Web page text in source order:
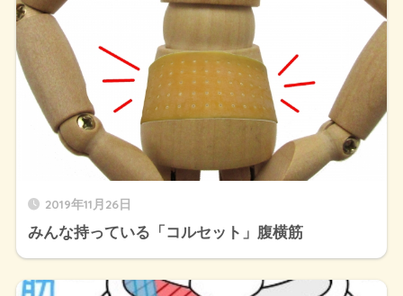
2019年11月26日
みんな持っている「コルセット」腹横筋